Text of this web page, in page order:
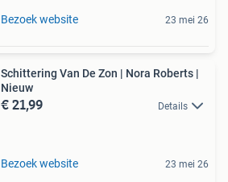
Bezoek website 23 mei 26
Schittering Van De Zon | Nora Roberts |
Nieuw
€ 21,99 Details
Bezoek website 23 mei 26